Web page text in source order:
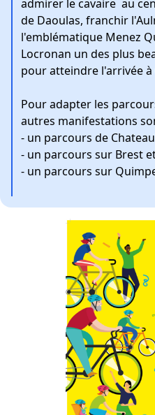
admirer le cavaire au
de Daoulas, franchir
l'emblématique Menez
Locronan un des plus
pour atteindre l'arrivée à
Pour adapter les
autres manifestations
- un parcours de
- un parcours sur Brest
- un parcours sur